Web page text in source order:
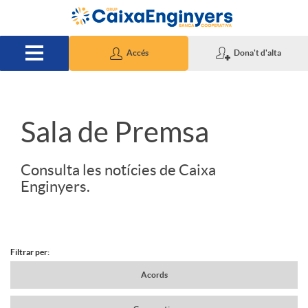
Salta al contingut principal
Accés Dona't d'alta
S
d
Sala de Premsa
Consulta les notícies de Caixa
Enginyers.
N
Filtrar per:
Acords